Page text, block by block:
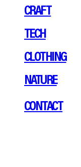
CRAFT
TECH
CLOTHING
NATURE
CONTACT